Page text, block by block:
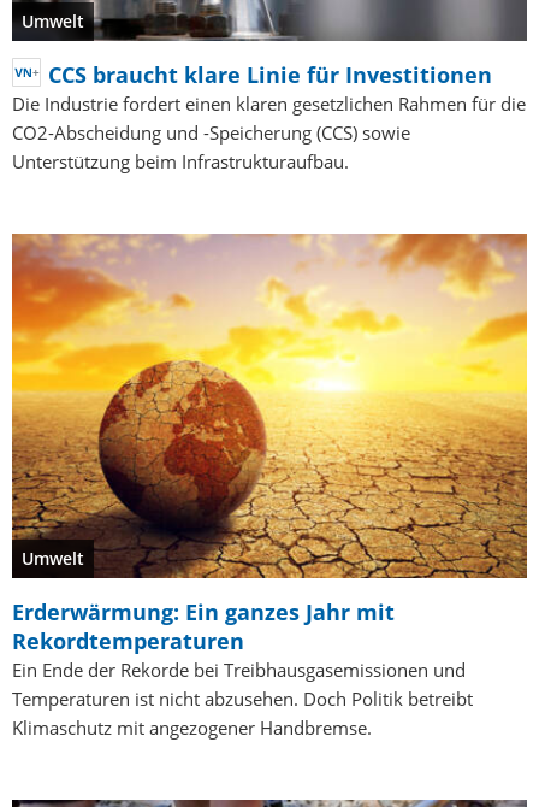
Umwelt
CCS braucht klare Linie für Investitionen
Die Industrie fordert einen klaren gesetzlichen Rahmen für die
CO2-Abscheidung und -Speicherung (CCS) sowie
Unterstützung beim Infrastrukturaufbau.
Umwelt
Erderwärmung: Ein ganzes Jahr mit
Rekordtemperaturen
Ein Ende der Rekorde bei Treibhausgasemissionen und
Temperaturen ist nicht abzusehen. Doch Politik betreibt
Klimaschutz mit angezogener Handbremse.